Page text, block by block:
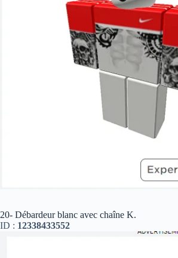
20- Débardeur blanc avec chaîne K.
ID : 12338433552